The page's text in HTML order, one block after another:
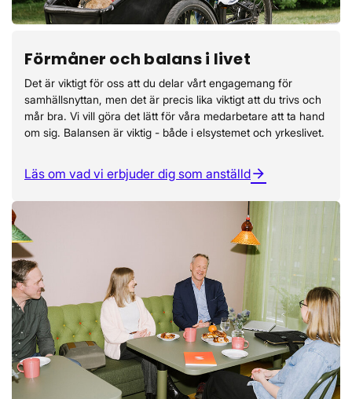
Förmåner och balans i livet
Det är viktigt för oss att du delar vårt engagemang för
samhällsnyttan, men det är precis lika viktigt att du trivs och
mår bra. Vi vill göra det lätt för våra medarbetare att ta hand
om sig. Balansen är viktig - både i elsystemet och yrkeslivet.
Läs om vad vi erbjuder dig som anställdarrow_forward